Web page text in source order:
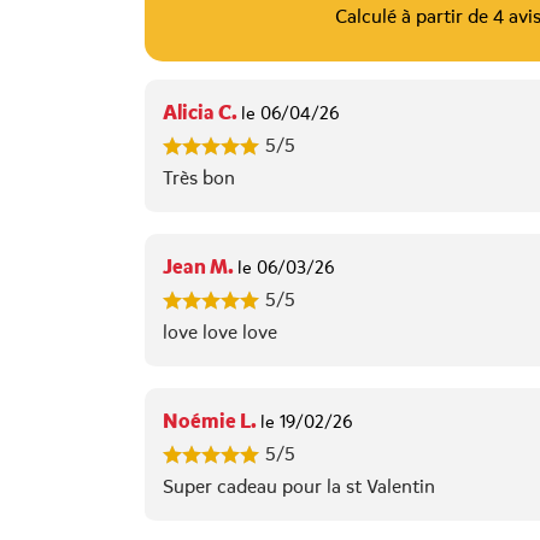
Calculé à partir de 4
Alicia C. le 06/04/26
5/5
Très bon
Jean M. le 06/03/26
5/5
love love love
Noémie L. le 19/02/26
5/5
Super cadeau pour la st Valentin